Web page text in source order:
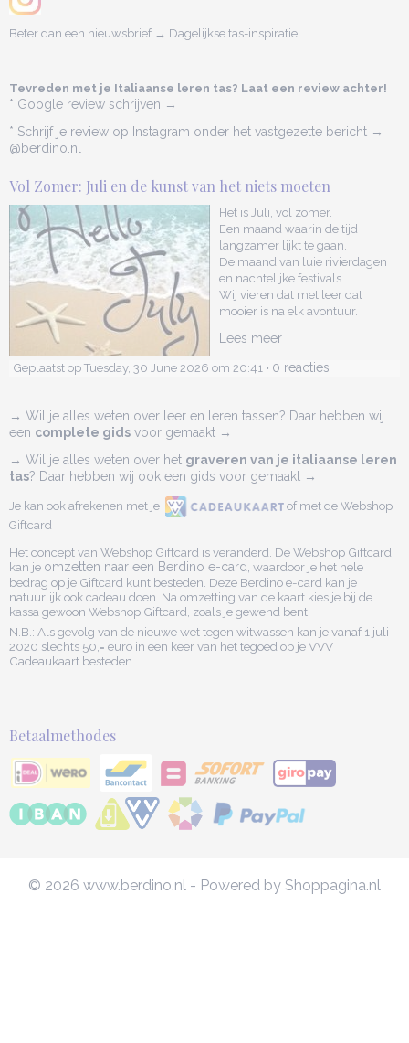
Beter dan een nieuwsbrief → Dagelijkse tas-inspiratie!
Tevreden met je Italiaanse leren tas? Laat een review achter!
* Google review schrijven →
* Schrijf je review op Instagram onder het vastgezette bericht →
@berdino.nl
Vol Zomer: Juli en de kunst van het niets moeten
Het is Juli, vol zomer.
Een maand waarin de tijd
langzamer lijkt te gaan.
De maand van luie rivierdagen
en nachtelijke festivals.
Wij vieren dat met leer dat
mooier is na elk avontuur.
Lees meer
Geplaatst op Tuesday, 30 June 2026 om 20:41 • 0 reacties
→ Wil je alles weten over leer en leren tassen? Daar hebben wij
een complete gids voor gemaakt →
→ Wil je alles weten over het graveren van je italiaanse leren
tas? Daar hebben wij ook een gids voor gemaakt →
Je kan ook afrekenen met je
of met de Webshop
Giftcard
Het concept van Webshop Giftcard is veranderd. De Webshop Giftcard
kan je omzetten naar een Berdino e-card, waardoor je het hele
bedrag op je Giftcard kunt besteden. Deze Berdino e-card kan je
natuurlijk ook cadeau doen. Na omzetting van de kaart kies je bij de
kassa gewoon Webshop Giftcard, zoals je gewend bent.
N.B.: Als gevolg van de nieuwe wet tegen witwassen kan je vanaf 1 juli
2020 slechts 50,= euro in een keer van het tegoed op je VVV
Cadeaukaart besteden.
Betaalmethodes
© 2026 www.berdino.nl - Powered by Shoppagina.nl